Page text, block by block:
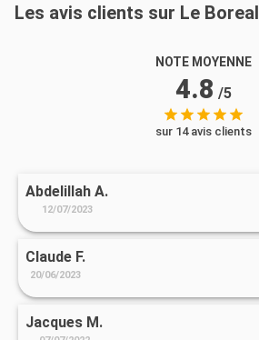
Les avis clients sur Le Boreal
NOTE MOYENNE
4.8 /5
sur 14 avis clients
Abdelillah A.
12/07/2023
Claude F.
20/06/2023
Jacques M.